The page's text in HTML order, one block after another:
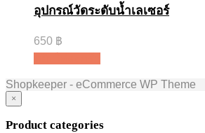
อุปกรณ์วัดระดับน้ำเลเซอร์
650 ฿
Shopkeeper - eCommerce WP Theme
×
Product categories